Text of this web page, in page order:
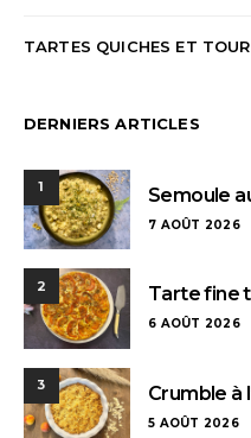
TARTES QUICHES ET
DERNIERS ARTICLES
1 Semoule
7 AOÛT 2026
2 Tarte fine
6 AOÛT 2026
3 Crumble à
5 AOÛT 2026